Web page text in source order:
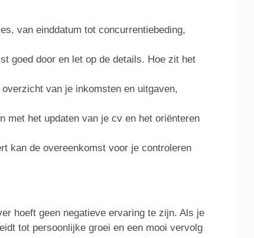
van einddatum tot concurrentiebeding,
goed door en let op de details. Hoe zit het
van je inkomsten en uitgaven,
met het updaten van je cv en het oriënteren
kan de overeenkomst voor je controleren
hoeft geen negatieve ervaring te zijn. Als je
tot persoonlijke groei en een mooi vervolg